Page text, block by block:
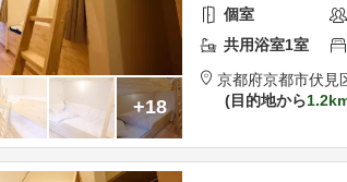
+18
個室
共用浴室1室
京都府京都市伏見
目的地から